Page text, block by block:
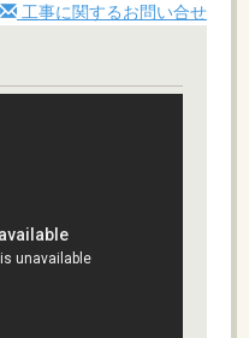
工事に関するお問い合せ